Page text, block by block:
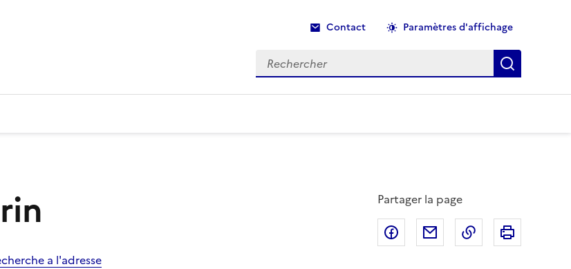
Contact Paramètres d'affichage
Rechercher Recherche
a l'adresse
Partager la page
Partager sur Facebook
Partager par email
Copier dans le